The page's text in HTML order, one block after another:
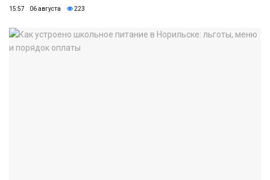
15:57 06 августа 223